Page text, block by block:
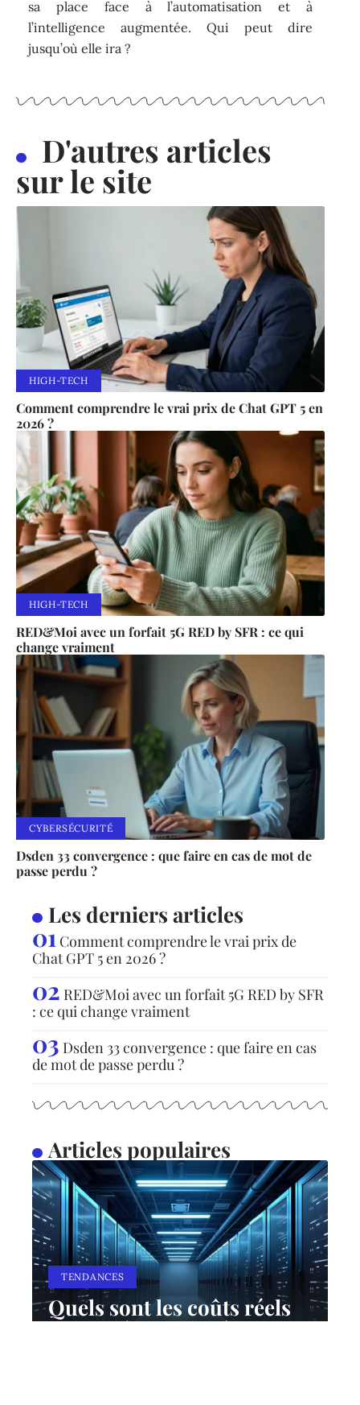
sa place face à l’automatisation et à
l’intelligence augmentée. Qui peut dire
jusqu’où elle ira ?
D'autres articles
sur le site
HIGH-TECH
Comment comprendre le vrai prix de Chat GPT 5 en
2026 ?
HIGH-TECH
RED&Moi avec un forfait 5G RED by SFR : ce qui
change vraiment
CYBERSÉCURITÉ
Dsden 33 convergence : que faire en cas de mot de
passe perdu ?
Les derniers articles
Comment comprendre le vrai prix de
Chat GPT 5 en 2026 ?
RED&Moi avec un forfait 5G RED by SFR
: ce qui change vraiment
Dsden 33 convergence : que faire en cas
de mot de passe perdu ?
Articles populaires
TENDANCES
Quels sont les coûts réels
des différents systèmes de